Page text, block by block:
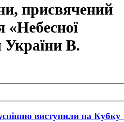
присвячений
«Небесної
України В.
виступили на Кубку